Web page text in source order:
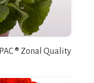
PAC ® Zonal Quality